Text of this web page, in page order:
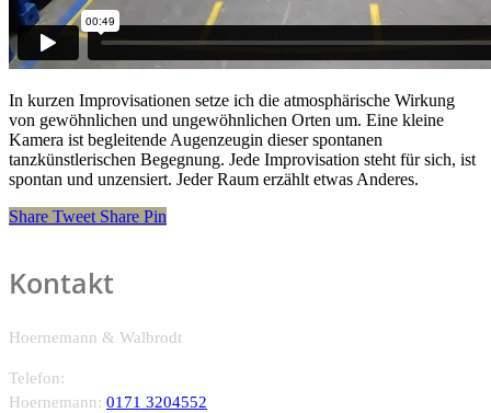
In kurzen Improvisationen setze ich die atmosphärische Wirkung
von gewöhnlichen und ungewöhnlichen Orten um. Eine kleine
Kamera ist begleitende Augenzeugin dieser spontanen
tanzkünstlerischen Begegnung. Jede Improvisation steht für sich, ist
spontan und unzensiert. Jeder Raum erzählt etwas Anderes.
Share Tweet Share Pin
Kontakt
Hoernemann & Walbrodt
Telefon:
Hoernemann: 0171 3204552